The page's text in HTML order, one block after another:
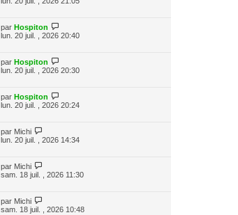
par Hospiton
lun. 20 juil. , 2026 20:40
par Hospiton
lun. 20 juil. , 2026 20:30
par Hospiton
lun. 20 juil. , 2026 20:24
par Michi
lun. 20 juil. , 2026 14:34
par Michi
sam. 18 juil. , 2026 11:30
par Michi
sam. 18 juil. , 2026 10:48